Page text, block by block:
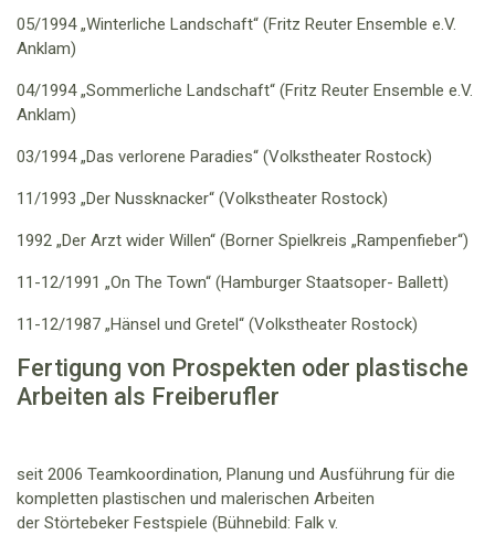
05/1994 „Winterliche Landschaft“ (Fritz Reuter Ensemble e.V.
Anklam)
04/1994 „Sommerliche Landschaft“ (Fritz Reuter Ensemble e.V.
Anklam)
03/1994 „Das verlorene Paradies“ (Volkstheater Rostock)
11/1993 „Der Nussknacker“ (Volkstheater Rostock)
1992 „Der Arzt wider Willen“ (Borner Spielkreis „Rampenfieber“)
11-12/1991 „On The Town“ (Hamburger Staatsoper- Ballett)
11-12/1987 „Hänsel und Gretel“ (Volkstheater Rostock)
Fertigung von Prospekten oder plastische
Arbeiten als Freiberufler
seit 2006 Teamkoordination, Planung und Ausführung für die
kompletten plastischen und malerischen Arbeiten
der Störtebeker Festspiele (Bühnebild: Falk v.